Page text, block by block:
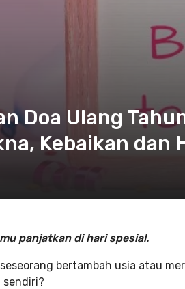
Doa Ulang
Kebaikan dan
panjatkan di hari spesial.
bertambah usia atau